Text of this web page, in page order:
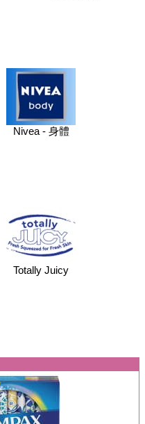
Nivea - 身體
Totally Juicy